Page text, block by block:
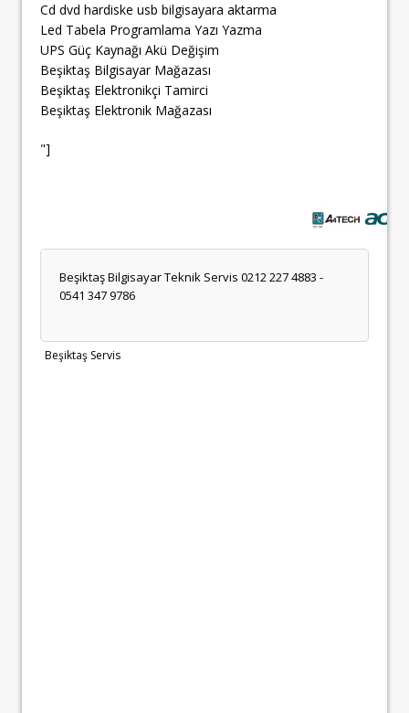
Cd dvd hardiske usb bilgisayara aktarma
Led Tabela Programlama Yazı Yazma
UPS Güç Kaynağı Akü Değişim
Beşiktaş Bilgisayar Mağazası
Beşiktaş Elektronikçi Tamirci
Beşiktaş Elektronik Mağazası
"]
Beşiktaş Bilgisayar Teknik Servis 0212 227 4883 -
0541 347 9786
Beşiktaş Servis